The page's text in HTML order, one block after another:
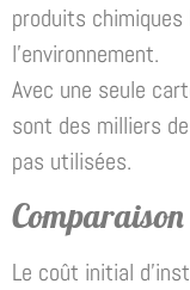
produits chimiques
l’environnement.
Avec une seule
sont des milliers
pas utilisées.
Le coût initial